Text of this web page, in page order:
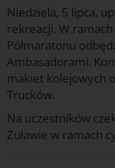
Niedziela, 5 lipca,
rekreacji. W ramach
Półmaratonu
Ambasadorami.
makiet kolejowych
Trucków.
Na uczestników
Żuławie w ramach